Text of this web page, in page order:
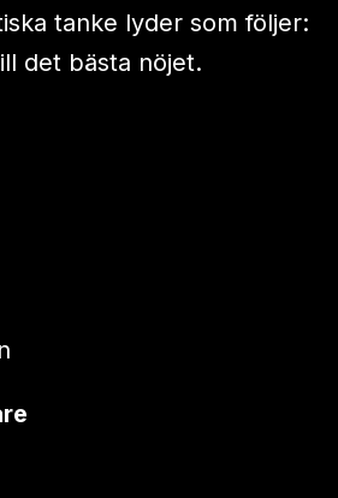
tanke lyder som följer:
det bästa nöjet.